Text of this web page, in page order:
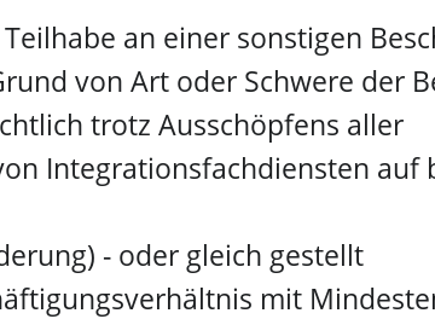
an einer sonstigen
von Art oder Schwere der
trotz Ausschöpfens aller
Integrationsfachdiensten auf
- oder gleich gestellt
mit